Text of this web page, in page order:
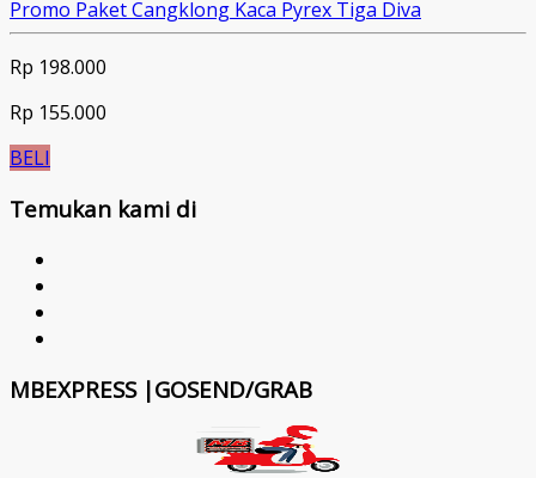
Promo Paket Cangklong Kaca Pyrex Tiga Diva
Rp 198.000
Rp 155.000
BELI
Temukan kami di
MBEXPRESS |GOSEND/GRAB